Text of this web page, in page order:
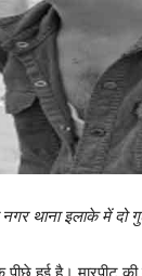
थाना इलाके में दो